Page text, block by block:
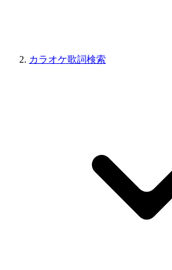
カラオケ歌詞検索